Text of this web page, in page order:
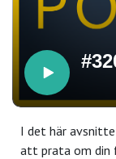
I det här
att prata om din